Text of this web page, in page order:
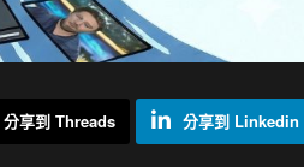
分享到 Threads 分享到 Linkedin